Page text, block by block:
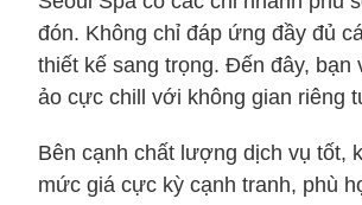
đón. Không chỉ đáp ứng đầy đủ
thiết kế sang trọng. Đến đây,
ảo cực chill với không gian riêng
Bên cạnh chất lượng dịch vụ tốt,
mức giá cực kỳ cạnh tranh, phù